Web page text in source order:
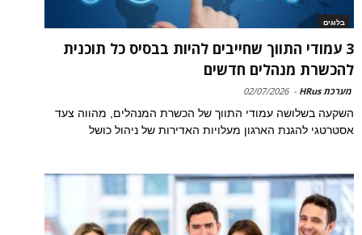
בלוגים
3 עמודי התווך שחייבים להיות בבסיס כל תוכנית
להכשרת מנהלים חדשים
מערכת HRus -
02/07/2026
השקעה בשלושה עמודי התווך של הכשרת המנהלים, מהווה צעד
אסטרטגי להגנת הארגון מעלויות האדירות של ניהול כושל